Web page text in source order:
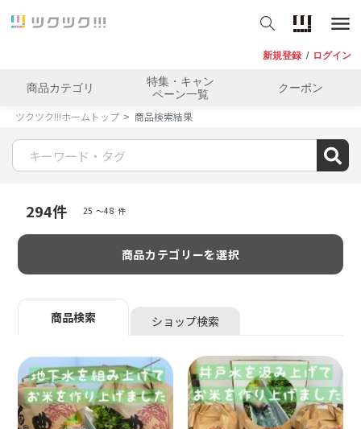
新規登録 / ログイン
商品カテゴリ
特集・キャン
ペーン一覧
クーポン
ツクツク!!!ホームトップ 商品検索結果
294件 25 〜48 件
商品カテゴリーを選択
商品検索 ショップ検索